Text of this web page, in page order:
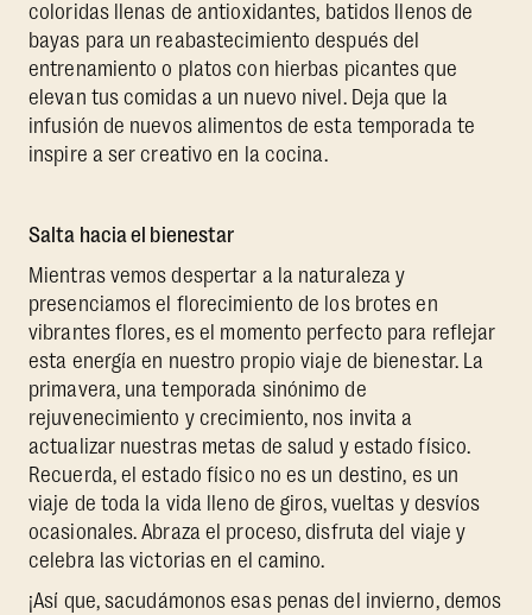
coloridas llenas de antioxidantes, batidos llenos de
bayas para un reabastecimiento después del
entrenamiento o platos con hierbas picantes que
elevan tus comidas a un nuevo nivel. Deja que la
infusión de nuevos alimentos de esta temporada te
inspire a ser creativo en la cocina.
Salta hacia el bienestar
Mientras vemos despertar a la naturaleza y
presenciamos el florecimiento de los brotes en
vibrantes flores, es el momento perfecto para reflejar
esta energía en nuestro propio viaje de bienestar. La
primavera, una temporada sinónimo de
rejuvenecimiento y crecimiento, nos invita a
actualizar nuestras metas de salud y estado físico.
Recuerda, el estado físico no es un destino, es un
viaje de toda la vida lleno de giros, vueltas y desvíos
ocasionales. Abraza el proceso, disfruta del viaje y
celebra las victorias en el camino.
¡Así que, sacudámonos esas penas del invierno, demos